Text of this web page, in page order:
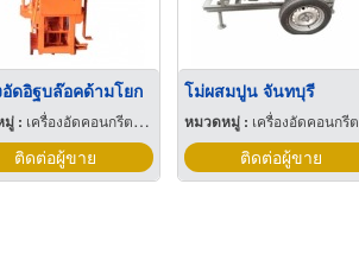
อัดอิฐบล๊อคด้ามโยก
: เครื่องอัดคอนกรีตบล็อกและผลิตภัณฑ์
ติดต่อผู้ขาย
โม่ผสมปูน จันทบุรี
หมวดหมู่ : เครื่องอัดคอนกรีตบล็อกและผลิตภัณฑ์
ติดต่อผู้ขาย